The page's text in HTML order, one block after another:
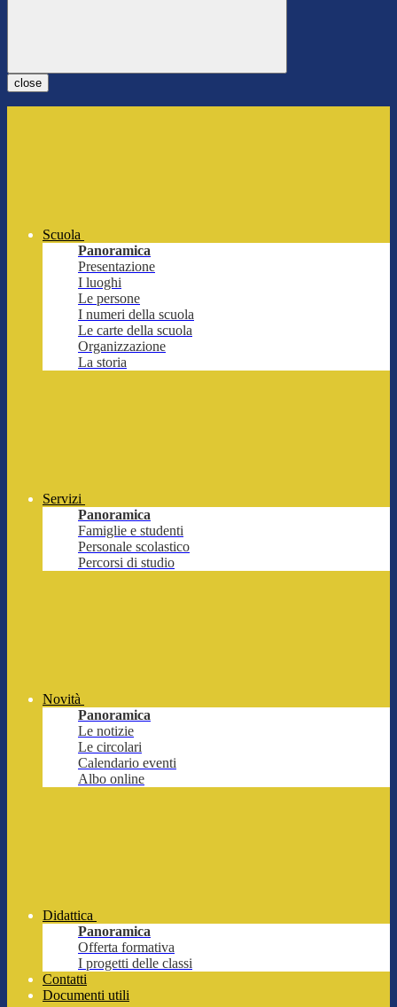
close
Scuola
Panoramica
Presentazione
I luoghi
Le persone
I numeri della scuola
Le carte della scuola
Organizzazione
La storia
Servizi
Panoramica
Famiglie e studenti
Personale scolastico
Percorsi di studio
Novità
Panoramica
Le notizie
Le circolari
Calendario eventi
Albo online
Didattica
Panoramica
Offerta formativa
I progetti delle classi
Contatti
Documenti utili